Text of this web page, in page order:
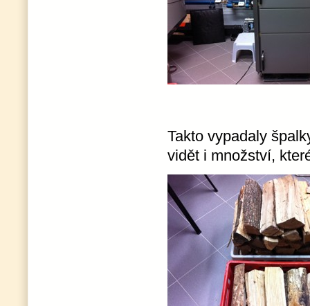
Takto vypadaly
vidět i množství,